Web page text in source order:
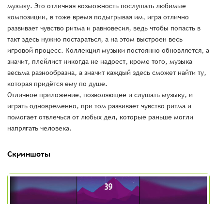
музыку. Это отличная возможность послушать любимые
композиции, в тоже время подыгрывая им, игра отлично
развивает чувство ритма и равновесия, ведь чтобы попасть в
такт здесь нужно постараться, а на этом выстроен весь
игровой процесс. Коллекция музыки постоянно обновляется, а
значит, плейлист никогда не надоест, кроме того, музыка
весьма разнообразна, а значит каждый здесь сможет найти ту,
которая придётся ему по душе.
Отличное приложение, позволяющее и слушать музыку, и
играть одновременно, при том развивает чувство ритма и
помогает отвлечься от любых дел, которые раньше могли
напрягать человека.
Скриншоты